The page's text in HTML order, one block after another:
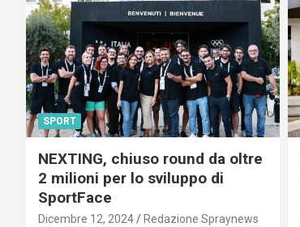
SPORT
NEXTING, chiuso round da oltre
2 milioni per lo sviluppo di
SportFace
Dicembre 12, 2024 Redazione Spraynews